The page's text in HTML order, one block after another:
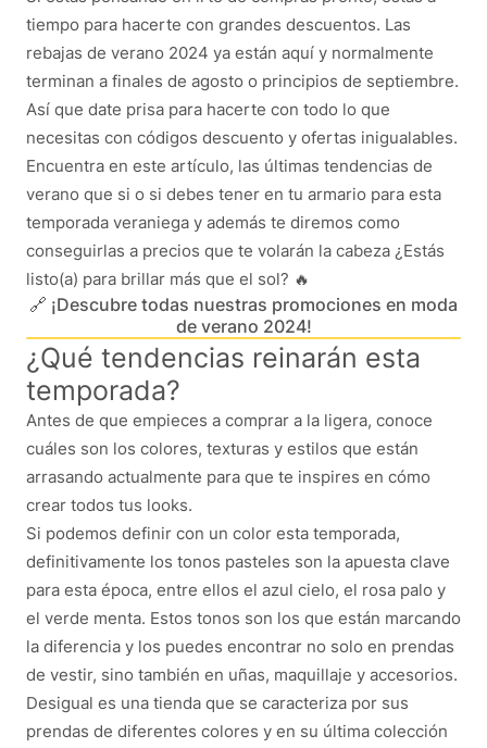
tiempo para hacerte con grandes descuentos. Las
rebajas de verano 2024 ya están aquí y normalmente
terminan a finales de agosto o principios de septiembre.
Así que date prisa para hacerte con todo lo que
necesitas con códigos descuento y ofertas inigualables.
Encuentra en este artículo, las últimas tendencias de
verano que si o si debes tener en tu armario para esta
temporada veraniega y además te diremos como
conseguirlas a precios que te volarán la cabeza ¿Estás
listo(a) para brillar más que el sol? 🔥
🔗 ¡Descubre todas nuestras promociones en moda
de verano 2024!
¿Qué tendencias reinarán esta
temporada?
Antes de que empieces a comprar a la ligera, conoce
cuáles son los colores, texturas y estilos que están
arrasando actualmente para que te inspires en cómo
crear todos tus looks.
Si podemos definir con un color esta temporada,
definitivamente los tonos pasteles son la apuesta clave
para esta época, entre ellos el azul cielo, el rosa palo y
el verde menta. Estos tonos son los que están marcando
la diferencia y los puedes encontrar no solo en prendas
de vestir, sino también en uñas, maquillaje y accesorios.
Desigual es una tienda que se caracteriza por sus
prendas de diferentes colores y en su última colección